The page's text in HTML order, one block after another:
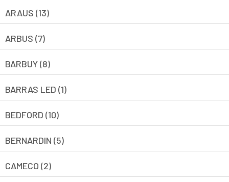
ARAUS (13)
ARBUS (7)
BARBUY (8)
BARRAS LED (1)
BEDFORD (10)
BERNARDIN (5)
CAMECO (2)